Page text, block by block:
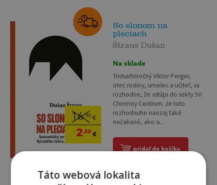
16,90€
2,50€
So slonom na
pleciach
Štraus Dušan
Na sklade
Tridsaťtriročný Viktor Perger,
otec rodiny, umelec a učiteľ, sa
rozhodne, že vstúpi do sekty Sri
Chinmoy Centrum. Je toto
rozhodnutie naozaj také
nečakané, ako si...
pridať do košíka
Táto webová lokalita